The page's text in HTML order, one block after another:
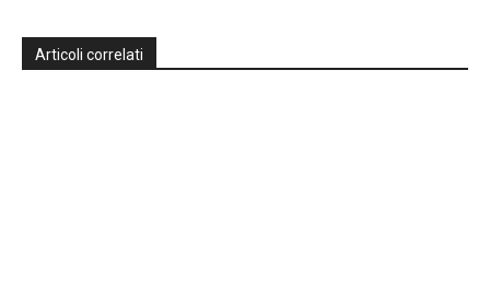
Articoli correlati